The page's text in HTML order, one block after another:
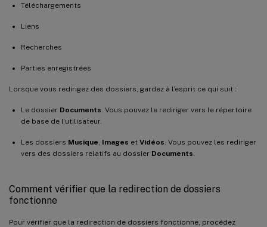
Téléchargements
Liens
Recherches
Parties enregistrées
Lorsque vous redirigez des dossiers, gardez à l’esprit ce qui suit :
Le dossier Documents . Vous pouvez le rediriger vers le répertoire
de base de l’utilisateur.
Les dossiers Musique Images et Vidéos . Vous pouvez les rediriger
vers des dossiers relatifs au dossier Documents
Comment vérifier que la redirection de dossiers
fonctionne
Pour vérifier que la redirection de dossiers fonctionne, procédez